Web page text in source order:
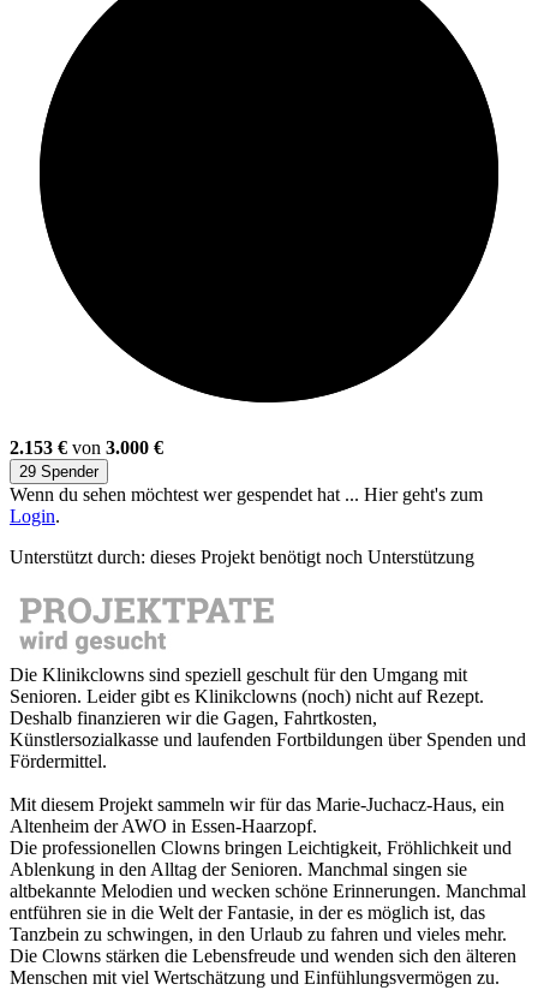
71%
2.153 € von 3.000 €
29 Spender
Wenn du sehen möchtest wer gespendet hat ... Hier geht's zum
Login.
Unterstützt durch: dieses Projekt benötigt noch Unterstützung
Die Klinikclowns sind speziell geschult für den Umgang mit
Senioren. Leider gibt es Klinikclowns (noch) nicht auf Rezept.
Deshalb finanzieren wir die Gagen, Fahrtkosten,
Künstlersozialkasse und laufenden Fortbildungen über Spenden und
Fördermittel.
Mit diesem Projekt sammeln wir für das Marie-Juchacz-Haus, ein
Altenheim der AWO in Essen-Haarzopf.
Die professionellen Clowns bringen Leichtigkeit, Fröhlichkeit und
Ablenkung in den Alltag der Senioren. Manchmal singen sie
altbekannte Melodien und wecken schöne Erinnerungen. Manchmal
entführen sie in die Welt der Fantasie, in der es möglich ist, das
Tanzbein zu schwingen, in den Urlaub zu fahren und vieles mehr.
Die Clowns stärken die Lebensfreude und wenden sich den älteren
Menschen mit viel Wertschätzung und Einfühlungsvermögen zu.